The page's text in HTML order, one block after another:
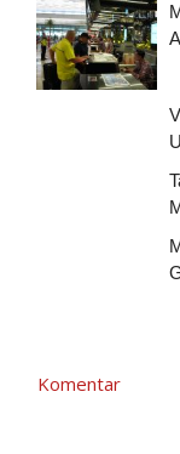
Komentar